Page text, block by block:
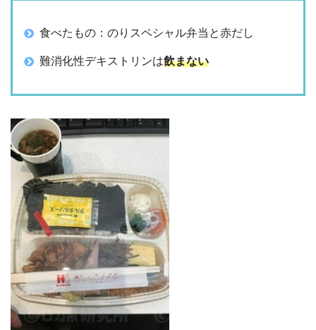
食べたもの：のりスペシャル弁当と赤だし
難消化性デキストリンは飲まない